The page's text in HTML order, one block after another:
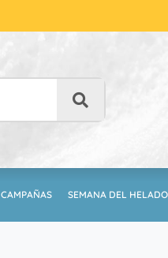
CAMPAÑAS SEMANA DEL HELADO